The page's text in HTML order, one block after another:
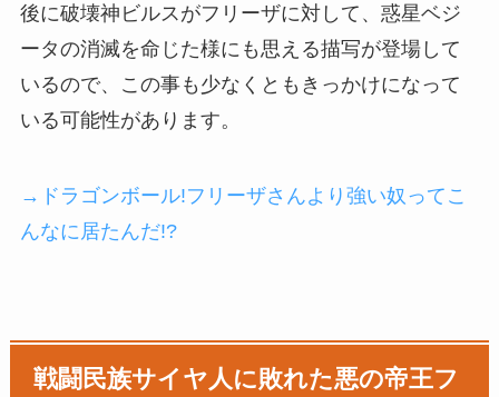
後に破壊神ビルスがフリーザに対して、惑星ベジ
ータの消滅を命じた様にも思える描写が登場して
いるので、この事も少なくともきっかけになって
いる可能性があります。
→ドラゴンボール!フリーザさんより強い奴ってこ
んなに居たんだ!?
戦闘民族サイヤ人に敗れた悪の帝王フ